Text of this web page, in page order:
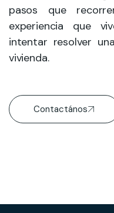
pasos que
experiencia que
intentar resolver
vivienda.
Contactános